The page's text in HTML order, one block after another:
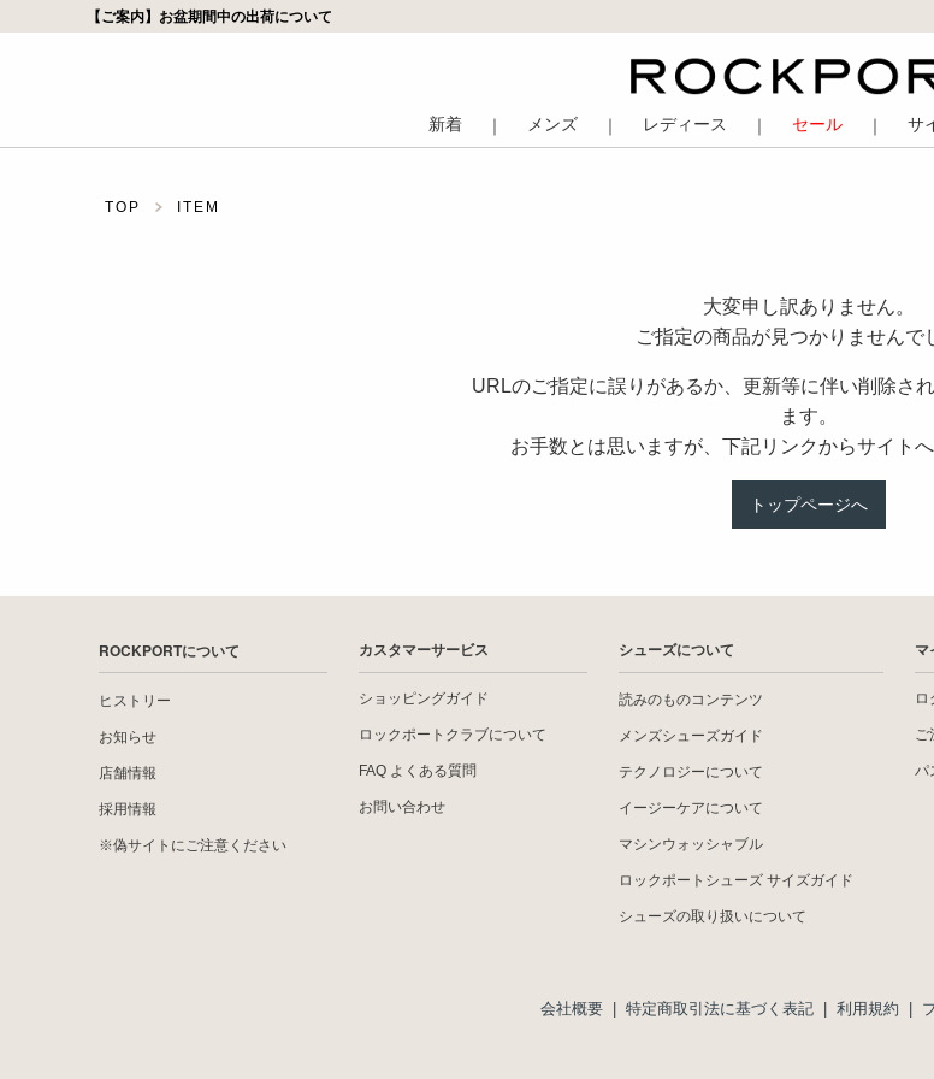
【ご案内】お盆期間中の出荷について
新着 ｜ メンズ ｜ レディース ｜ セール ｜ サ
TOP ITEM
大変申し訳ありません。
ご指定の商品が見つかりませんで
URLのご指定に誤りがあるか、更新等に伴い削除さ
ます。
お手数とは思いますが、下記リンクからサイト
トップページへ
ROCKPORTについて
ヒストリー
お知らせ
店舗情報
採用情報
※偽サイトにご注意ください
カスタマーサービス
ショッピングガイド
ロックポートクラブについて
FAQ よくある質問
お問い合わせ
シューズについて
読みのものコンテンツ
メンズシューズガイド
テクノロジーについて
イージーケアについて
マシンウォッシャブル
ロックポートシューズ サイズガイド
シューズの取り扱いについて
マ
ロ
パ
会社概要| 特定商取引法に基づく表記| 利用規約